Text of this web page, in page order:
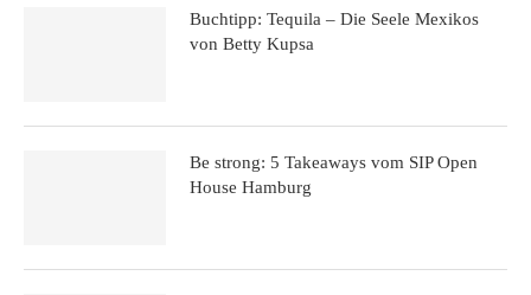
Buchtipp: Tequila – Die Seele Mexikos
von Betty Kupsa
Be strong: 5 Takeaways vom SIP Open
House Hamburg